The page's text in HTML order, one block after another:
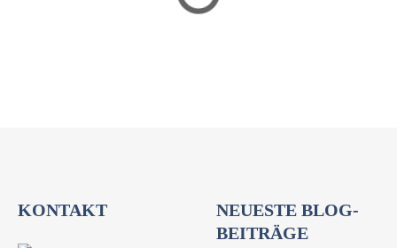
KONTAKT
NEUESTE BLOG-
BEITRÄGE